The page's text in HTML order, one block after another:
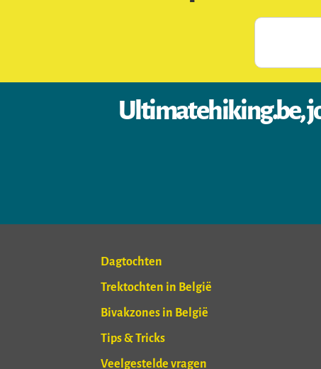
Ultimatehiking.be,
Dagtochten
Trektochten in België
Bivakzones in België
Tips & Tricks
Veelgestelde vragen